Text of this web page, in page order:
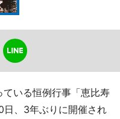
いる恒例行事「恵比寿
、3年ぶりに開催され